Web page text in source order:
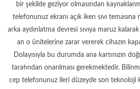
bir şekilde geziyor olmasından
telefonunuz ekranı açık iken sıvı temasına
arka aydınlatma devresi sıvıya maruz
an o ünitelerine zarar vererek cihazın
Dolayısıyla bu durumda ana kartınızın
tarafından onarılması gerekmektedir.
cep telefonunuz ileri düzeyde son teknoloji